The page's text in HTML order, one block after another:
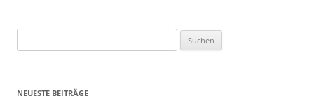
nach:
NEUESTE BEITRÄGE